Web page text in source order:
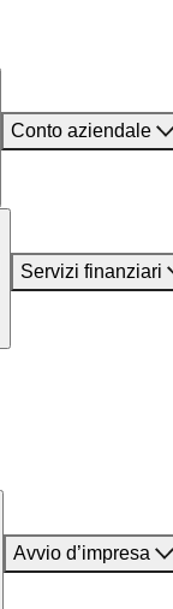
Conto aziendale
Servizi finanziari
Avvio d’impresa